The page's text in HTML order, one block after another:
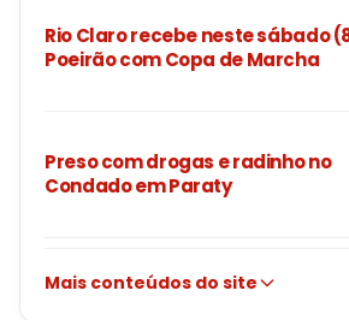
Rio Claro recebe neste sábado
Poeirão com Copa de Marcha
Preso com drogas e radinho no
Condado em Paraty
Mais conteúdos do site